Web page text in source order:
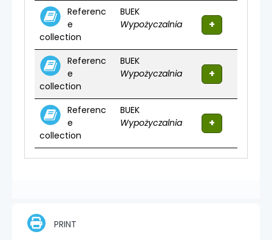
Referenc
e
collection
BUEK
Wypożyczalnia
Referenc
e
collection
BUEK
Wypożyczalnia
Referenc
e
collection
BUEK
Wypożyczalnia
PRINT